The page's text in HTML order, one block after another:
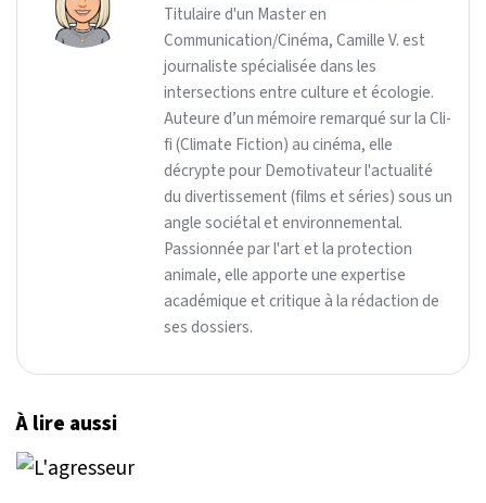
Titulaire d'un Master en
Communication/Cinéma, Camille V. est
journaliste spécialisée dans les
intersections entre culture et écologie.
Auteure d’un mémoire remarqué sur la Cli-
fi (Climate Fiction) au cinéma, elle
décrypte pour Demotivateur l'actualité
du divertissement (films et séries) sous un
angle sociétal et environnemental.
Passionnée par l'art et la protection
animale, elle apporte une expertise
académique et critique à la rédaction de
ses dossiers.
À lire aussi